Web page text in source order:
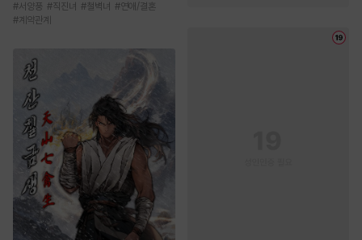
#서양풍 #직진녀 #철벽녀 #연애/결혼
# 계약관계